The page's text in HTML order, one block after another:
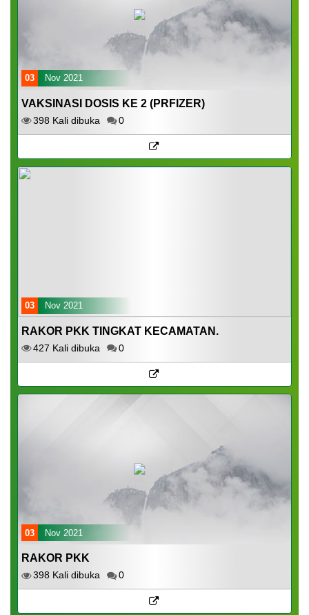
03 Nov 2021
VAKSINASI DOSIS KE 2 (PRFIZER)
398 Kali dibuka 0
03 Nov 2021
RAKOR PKK TINGKAT KECAMATAN.
427 Kali dibuka 0
03 Nov 2021
RAKOR PKK
398 Kali dibuka 0